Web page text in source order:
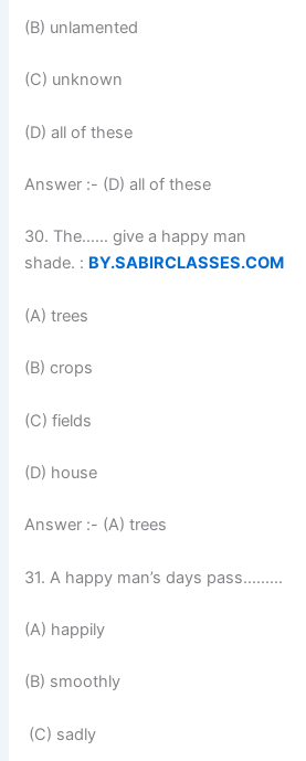
(B) unlamented
(C) unknown
(D) all of these
Answer :- (D) all of these
30. The…… give a happy man
shade. : BY.SABIRCLASSES.COM
(A) trees
(B) crops
(C) fields
(D) house
Answer :- (A) trees
31. A happy man’s days pass………
(A) happily
(B) smoothly
(C) sadly